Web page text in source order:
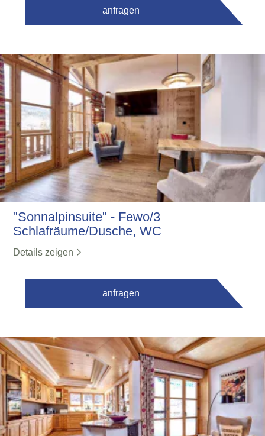
anfragen
"Sonnalpinsuite" - Fewo/3
Schlafräume/Dusche, WC
Details zeigen
anfragen